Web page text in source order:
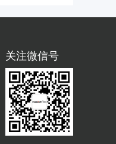
关注微信号